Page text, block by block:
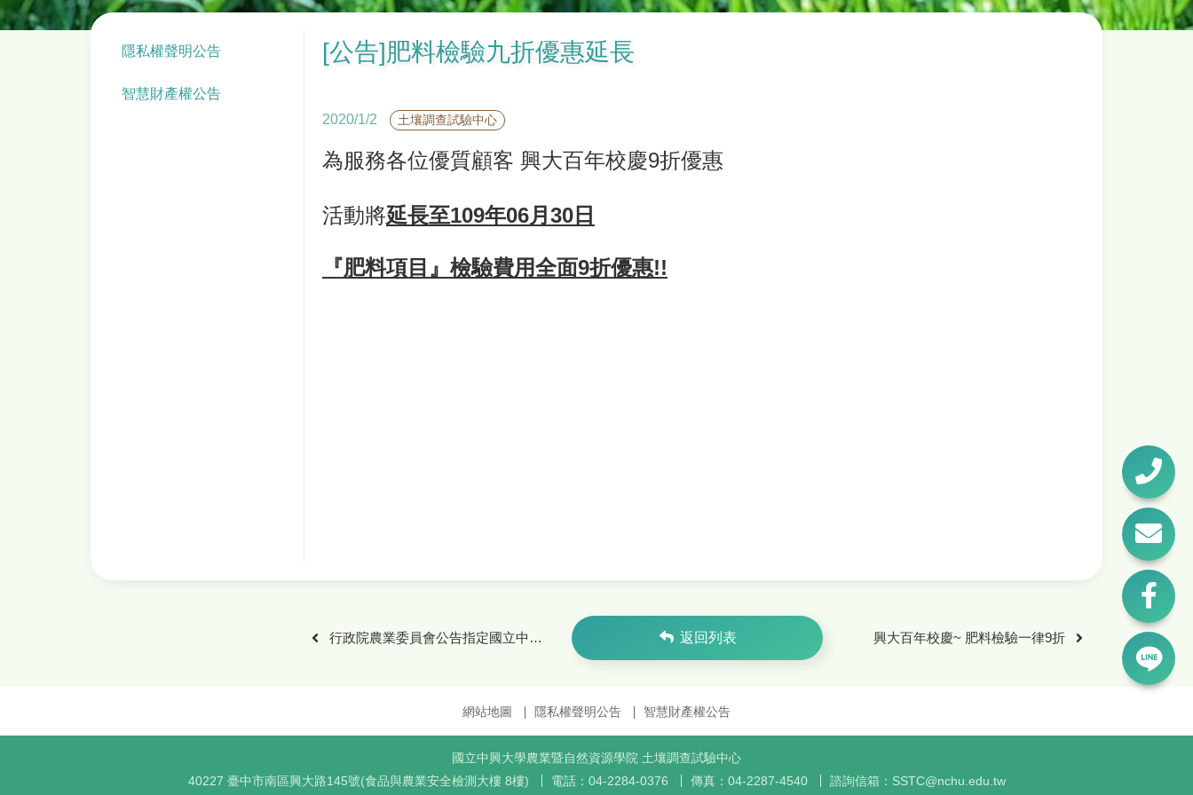
[公告]肥料檢驗九折優惠延長
2020/1/2 土壤調查試驗中心
為服務各位優質顧客 興大百年校慶9折優惠
活動將延長至109年06月30日
『肥料項目』 檢驗費用全面9折優惠!!
隱私權聲明公告
智慧財產權公告
行政院農業委員會公告指定國立中興大學土調中心為肥料檢驗單位 返回列表 興大百年校慶~ 肥料檢驗一律9折
網站地圖 隱私權聲明公告 智慧財產權公告
國立中興大學農業暨自然資源學院 土壤調查試驗中心
40227 臺中市南區興大路145號(食品與農業安全檢測大樓 8樓)
電話： 04-2284-0376 傳真： 04-2287-4540 諮詢信箱： SSTC@nchu.edu.tw